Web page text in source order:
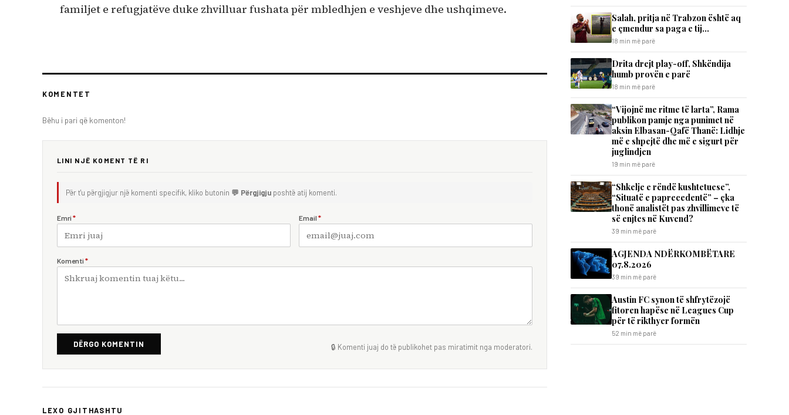
familjet e refugjatëve duke zhvilluar fushata për mbledhjen e veshjeve dhe ushqimeve.
KOMENTET
Bëhu i pari që komenton!
LINI NJË KOMENT TË RI
Për t'u përgjigjur një komenti specifik, kliko butonin 💬 Përgjigju poshtë atij komenti.
Emri * Email *
Komenti *
DËRGO KOMENTIN 🔒 Komenti juaj do të publikohet pas miratimit nga moderatori.
LEXO GJITHASHTU
Salah, pritja në Trabzon është aq
e çmendur sa paga e tij…
18 min më parë
Drita drejt play-off, Shkëndija
humb provën e parë
18 min më parë
“Vijojnë me ritme të larta”, Rama
publikon pamje nga punimet në
aksin Elbasan-Qafë Thanë: Lidhje
më e shpejtë dhe më e sigurt për
juglindjen
19 min më parë
“Shkelje e rëndë kushtetuese”,
“Situatë e paprecedentë” – çka
thonë analistët pas zhvillimeve të
së enjtes në Kuvend?
39 min më parë
AGJENDA NDËRKOMBËTARE
07.8.2026
39 min më parë
Austin FC synon të shfrytëzojë
fitoren hapëse në Leagues Cup
për të rikthyer formën
52 min më parë